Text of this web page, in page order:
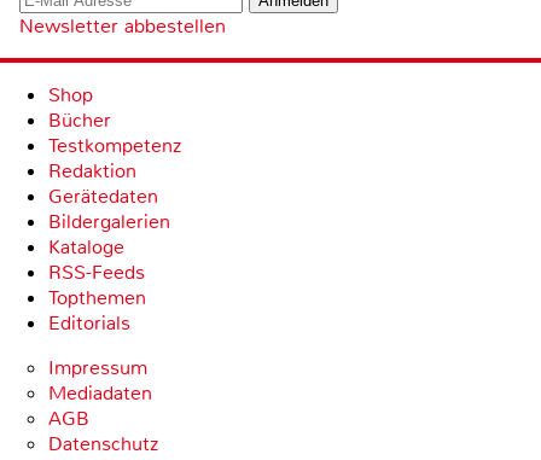
Newsletter abbestellen
Shop
Bücher
Testkompetenz
Redaktion
Gerätedaten
Bildergalerien
Kataloge
RSS-Feeds
Topthemen
Editorials
Impressum
Mediadaten
AGB
Datenschutz